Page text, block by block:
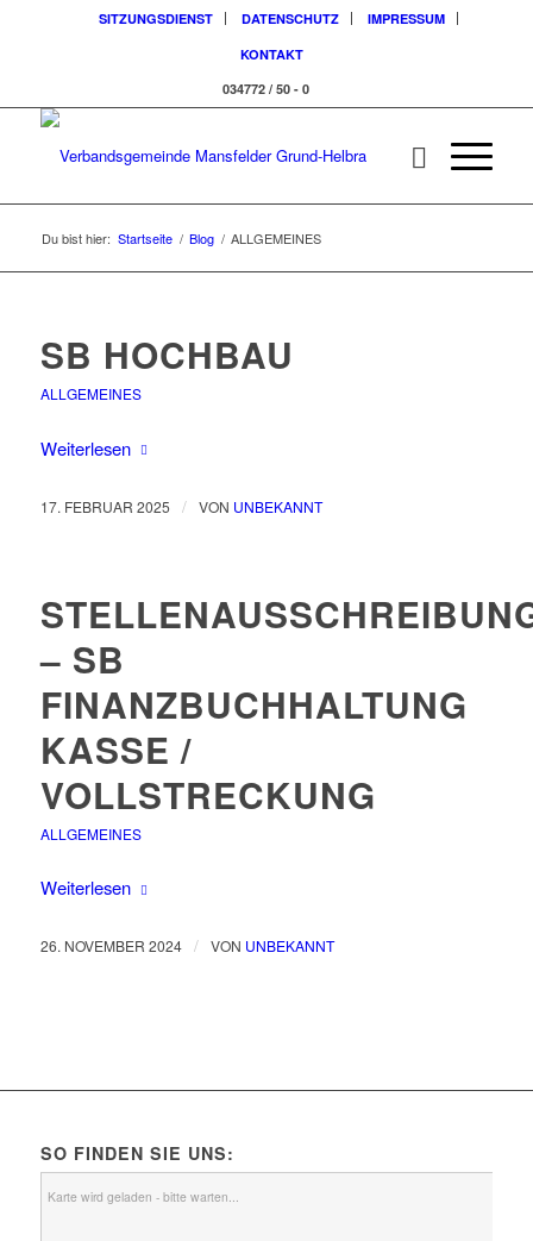
SITZUNGSDIENST DATENSCHUTZ
IMPRESSUM
KONTAKT
034772 / 50 - 0
Du bist hier: Startseite / Blog / ALLGEMEINES
SB HOCHBAU
ALLGEMEINES
Weiterlesen
17. FEBRUAR 2025 / VON UNBEKANNT
– SB
FINANZBUCHHALTUNG
KASSE /
VOLLSTRECKUNG
ALLGEMEINES
Weiterlesen
26. NOVEMBER 2024 / VON UNBEKANNT
SO FINDEN SIE UNS:
Karte wird geladen - bitte warten...